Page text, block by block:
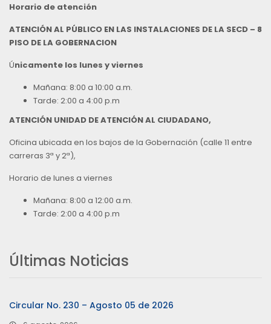
Horario de atención
ATENCIÓN AL PÚBLICO EN LAS INSTALACIONES DE LA SECD – 8
PISO DE LA GOBERNACION
Únicamente los lunes y viernes
Mañana: 8:00 a 10:00 a.m.
Tarde: 2:00 a 4:00 p.m
ATENCIÓN UNIDAD DE ATENCIÓN AL CIUDADANO,
Oficina ubicada en los bajos de la Gobernación (calle 11 entre
carreras 3ª y 2ª),
Horario de lunes a viernes
Mañana: 8:00 a 12:00 a.m.
Tarde: 2:00 a 4:00 p.m
Últimas Noticias
Circular No. 230 – Agosto 05 de 2026